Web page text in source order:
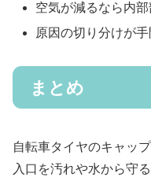
空気が減るなら内
原因の切り分けが
まとめ
自転車タイヤのキャッ
入口を汚れや水から守